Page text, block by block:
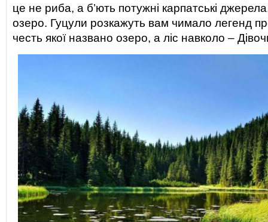
це не риба, а б’ють потужні карпатські
озеро. Гуцули розкажуть вам чимало легенд
честь якої названо озеро, а ліс навколо –